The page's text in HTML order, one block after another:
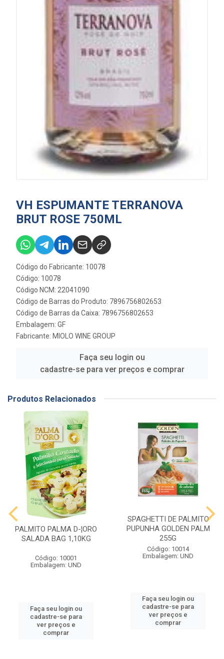
VH ESPUMANTE TERRANOVA
BRUT ROSE 750ML
Código do Fabricante: 10078
Código: 10078
Código NCM: 22041090
Código de Barras do Produto: 7896756802653
Código de Barras da Caixa: 7896756802653
Embalagem: GF
Fabricante: MIOLO WINE GROUP
Faça seu login ou
cadastre-se para ver preços e comprar
Produtos Relacionados
PALMITO PALMA D-¦ORO
SALADA BAG 1,10KG
Código: 10001
Embalagem: UND
Faça seu login ou
cadastre-se para
ver preços e
comprar
SPAGHETTI DE PALMITO
PUPUNHA GOLDEN PALM
255G
Código: 10014
Embalagem: UND
Faça seu login ou
cadastre-se para
ver preços e
comprar